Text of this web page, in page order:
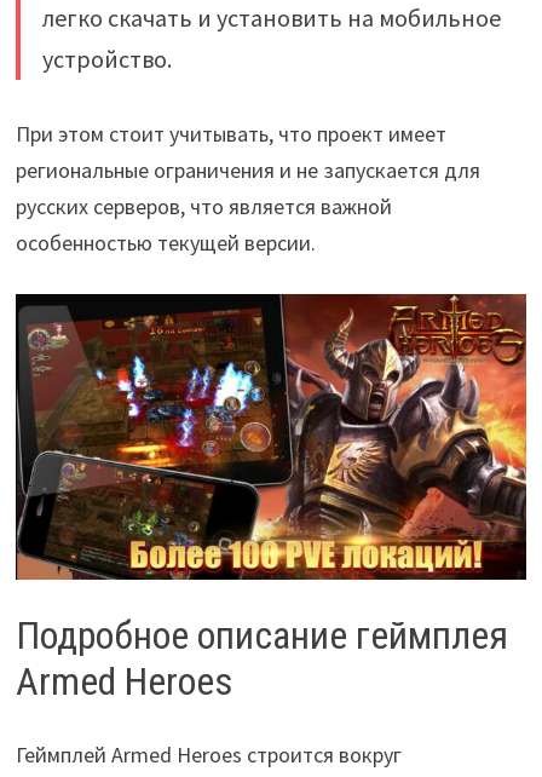
легко скачать и установить на мобильное
устройство.
При этом стоит учитывать, что проект имеет
региональные ограничения и не запускается для
русских серверов, что является важной
особенностью текущей версии.
Подробное описание геймплея
Armed Heroes
Геймплей Armed Heroes строится вокруг